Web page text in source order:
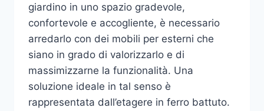
giardino in uno spazio gradevole,
confortevole e accogliente, è necessario
arredarlo con dei mobili per esterni che
siano in grado di valorizzarlo e di
massimizzarne la funzionalità. Una
soluzione ideale in tal senso è
rappresentata dall’etagere in ferro battuto.